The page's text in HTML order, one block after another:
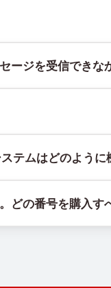
ージを受信できな
めるには、次の方法
。
テムはどのように
フトウェアを使用し
どの番号を購入す